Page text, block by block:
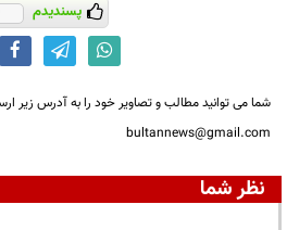
پسندیدم
شما می توانید مطالب و تصاویر خود را به آدرس زیر
bultannews@gmail.com
نظر شما